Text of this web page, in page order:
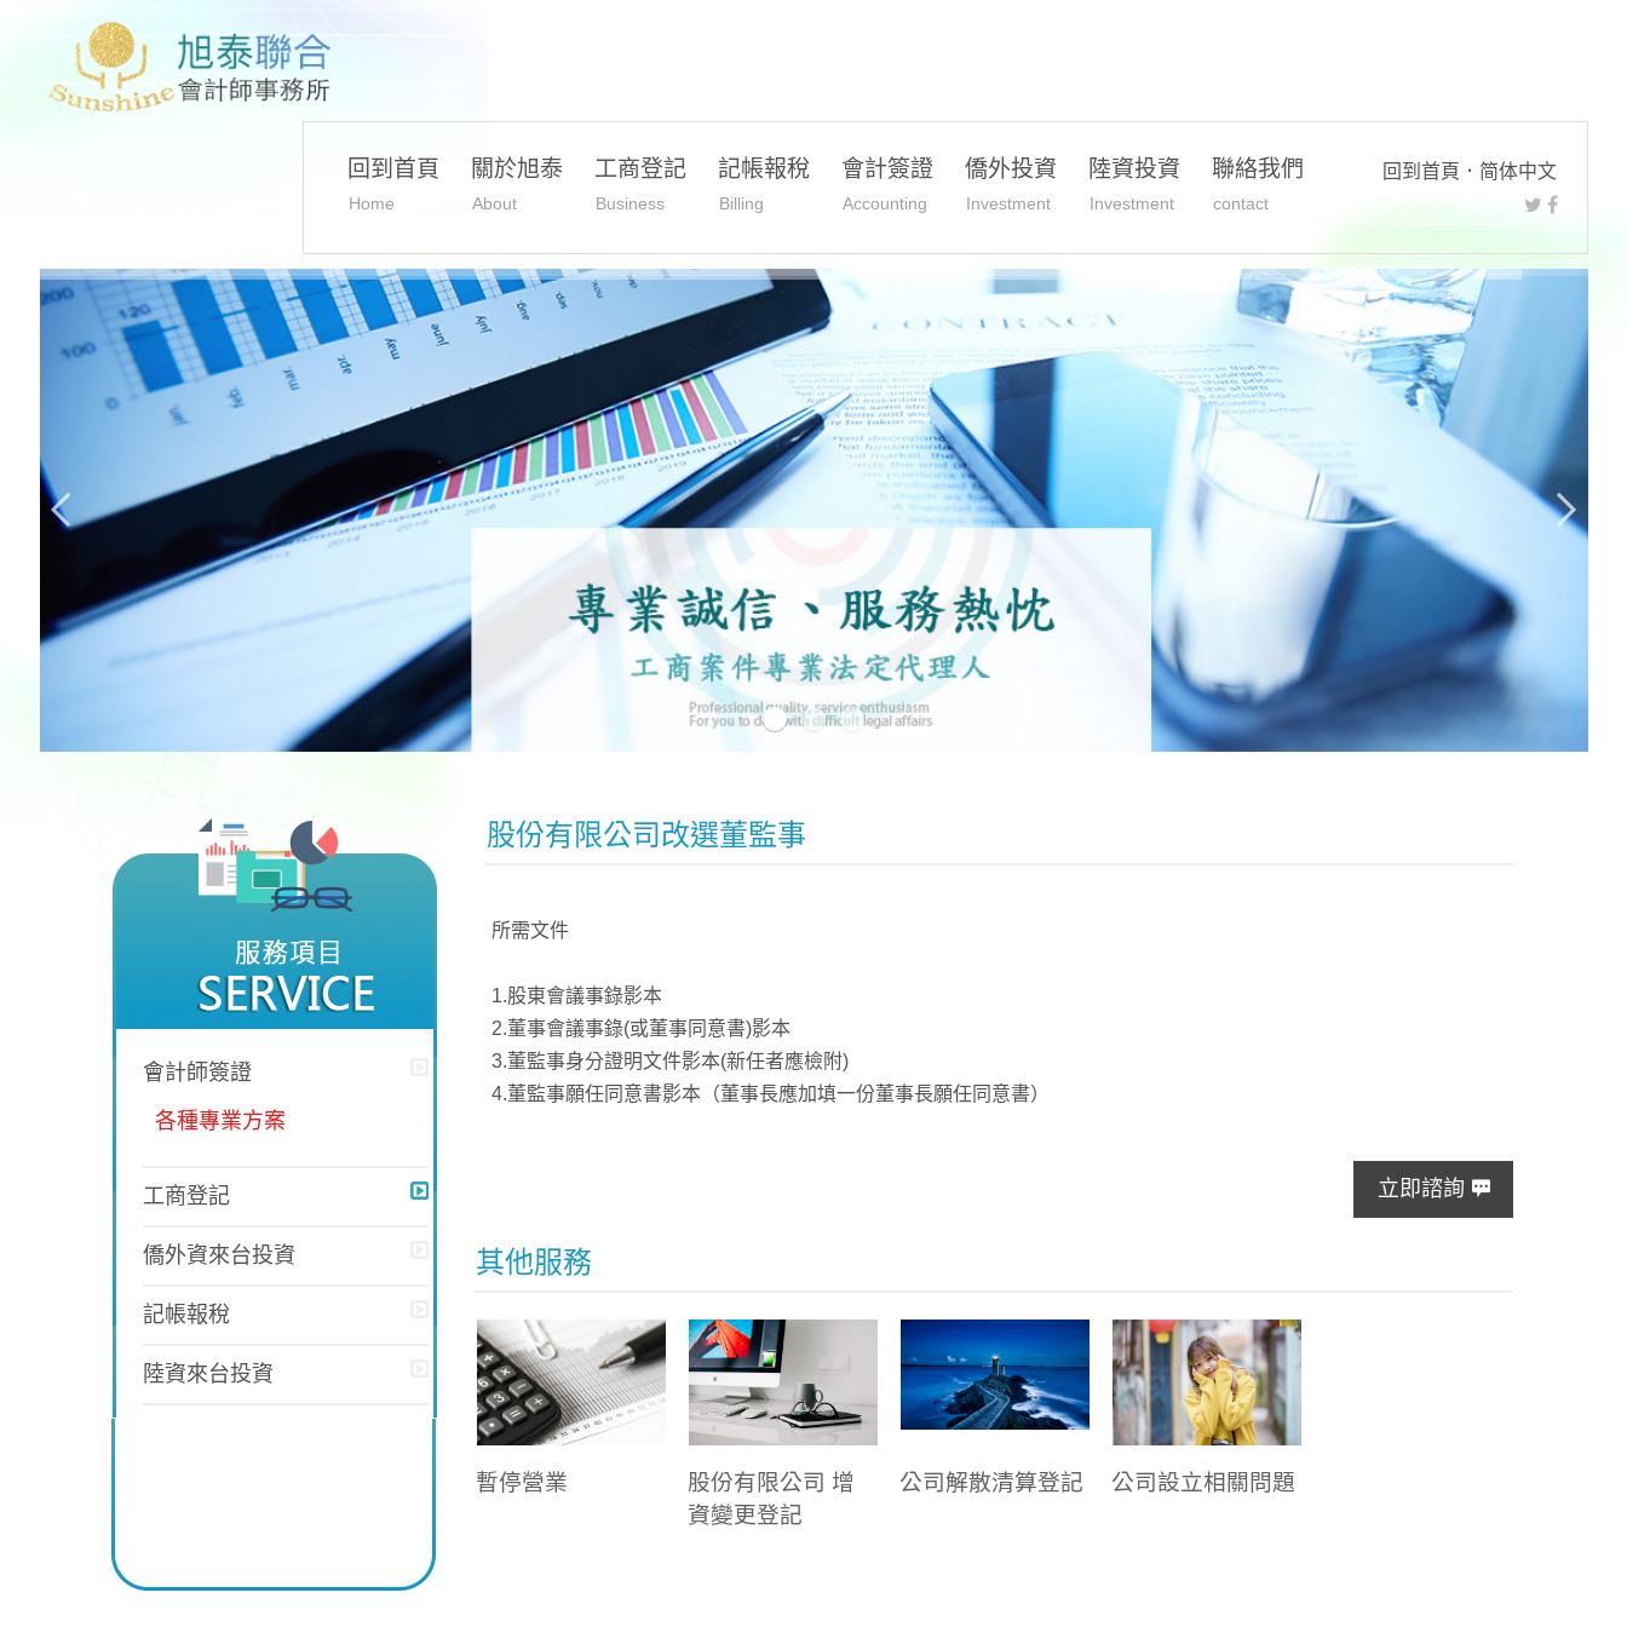
回到首頁 ． 简体中文
回到首頁
Home
關於旭泰
About
工商登記
Business
記帳報稅
Billing
會計簽證
Accounting
僑外投資
Investment
陸資投資
Investment
聯絡我們
contact
股份有限公司改選董監事
所需文件
1.股東會議事錄影本
2.董事會議事錄(或董事同意書)影本
3.董監事身分證明文件影本(新任者應檢附)
4.董監事願任同意書影本（董事長應加填一份董事長願任同意書）
立即諮詢
其他服務
暫停營業
股份有限公司 增
資變更登記
公司解散清算登記 公司設立相關問題
會計師簽證
各種專業方案
工商登記
僑外資來台投資
記帳報稅
陸資來台投資